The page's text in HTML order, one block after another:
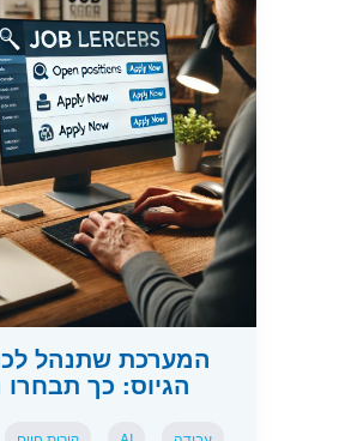
המערכת שתנהל
הגיוס: כך תבחרו